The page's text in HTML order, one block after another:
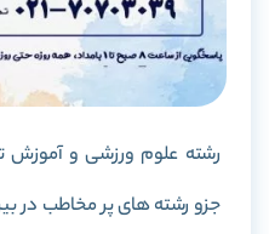
رشته علوم ورزشی و آموزش